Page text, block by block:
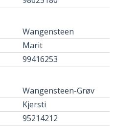
Wangensteen
Marit
99416253
Wangensteen-Grøv
Kjersti
95214212